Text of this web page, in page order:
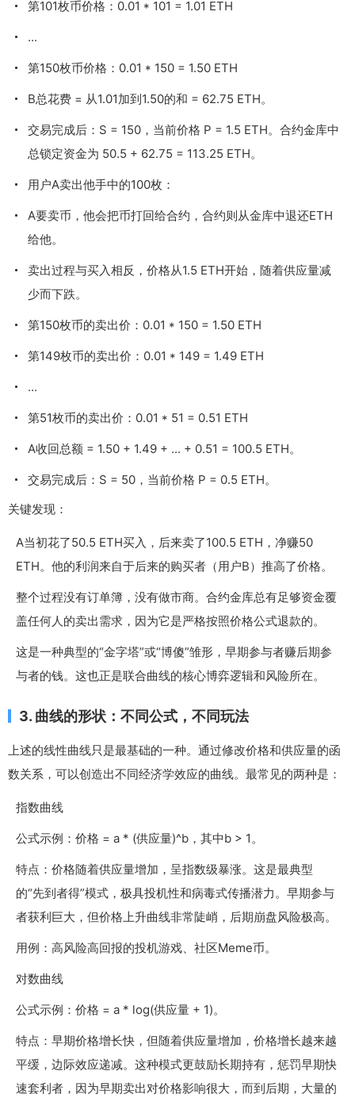
第101枚币价格：0.01 * 101 = 1.01 ETH
...
第150枚币价格：0.01 * 150 = 1.50 ETH
B总花费 = 从1.01加到1.50的和 = 62.75 ETH。
交易完成后： S = 150 ，当前价格 P = 1.5 ETH。合约金库中
总锁定资金为 50.5 + 62.75 = 113.25 ETH。
用户A卖出他手中的100枚：
A要卖币，他会把币打回给合约，合约则从金库中退还ETH
给他。
卖出过程与买入相反，价格从1.5 ETH开始，随着供应量减
少而下跌。
第150枚币的卖出价：0.01 * 150 = 1.50 ETH
第149枚币的卖出价：0.01 * 149 = 1.49 ETH
...
第51枚币的卖出价：0.01 * 51 = 0.51 ETH
A收回总额 = 1.50 + 1.49 + ... + 0.51 = 100.5 ETH。
交易完成后： S = 50 ，当前价格 P = 0.5 ETH。
关键发现：
A当初花了50.5 ETH买入，后来卖了100.5 ETH，净赚50
ETH。他的利润来自于后来的购买者（用户B）推高了价格。
整个过程没有订单簿，没有做市商。合约金库总有足够资金覆
盖任何人的卖出需求，因为它是严格按照价格公式退款的。
这是一种典型的“金字塔”或“博傻”雏形，早期参与者赚后期参
与者的钱。这也正是联合曲线的核心博弈逻辑和风险所在。
3. 曲线的形状：不同公式，不同玩法
上述的线性曲线只是最基础的一种。通过修改价格和供应量的函
数关系，可以创造出不同经济学效应的曲线。最常见的两种是：
指数曲线
公式示例： 价格 = a * (供应量)^b ，其中b > 1。
特点：价格随着供应量增加，呈指数级暴涨。这是最典型
的“先到者得”模式，极具投机性和病毒式传播潜力。早期参与
者获利巨大，但价格上升曲线非常陡峭，后期崩盘风险极高。
用例：高风险高回报的投机游戏、社区Meme币。
对数曲线
公式示例： 价格 = a * log(供应量 + 1)。
特点：早期价格增长快，但随着供应量增加，价格增长越来越
平缓，边际效应递减。这种模式更鼓励长期持有，惩罚早期快
速套利者，因为早期卖出对价格影响很大，而到后期，大量的